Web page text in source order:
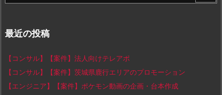
最近の投稿
【コンサル】【案件】法人向けテレアポ
【コンサル】【案件】茨城県鹿行エリアのプロモーション
【エンジニア】【案件】ポケモン動画の企画・台本作成